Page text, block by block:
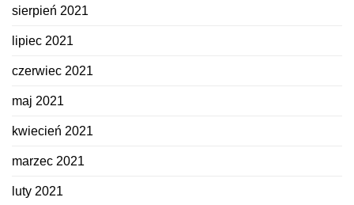
sierpień 2021
lipiec 2021
czerwiec 2021
maj 2021
kwiecień 2021
marzec 2021
luty 2021